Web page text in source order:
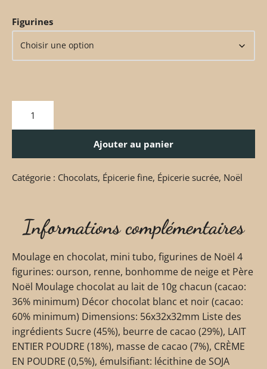
Figurines
Ajouter au panier
Catégorie : Chocolats, Épicerie fine, Épicerie sucrée, Noël
Informations complémentaires
Moulage en chocolat, mini tubo, figurines de Noël 4
figurines: ourson, renne, bonhomme de neige et Père
Noël Moulage chocolat au lait de 10g chacun (cacao:
36% minimum) Décor chocolat blanc et noir (cacao:
60% minimum) Dimensions: 56x32x32mm Liste des
ingrédients Sucre (45%), beurre de cacao (29%), LAIT
ENTIER POUDRE (18%), masse de cacao (7%), CRÈME
EN POUDRE (0,5%), émulsifiant: lécithine de SOJA